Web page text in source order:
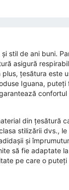
stil de ani buni.
asigură
țesătura este
Iguana, puteți
confortul
din țesătură
stilizării dvs., le
și
să fie adaptate
pe care o